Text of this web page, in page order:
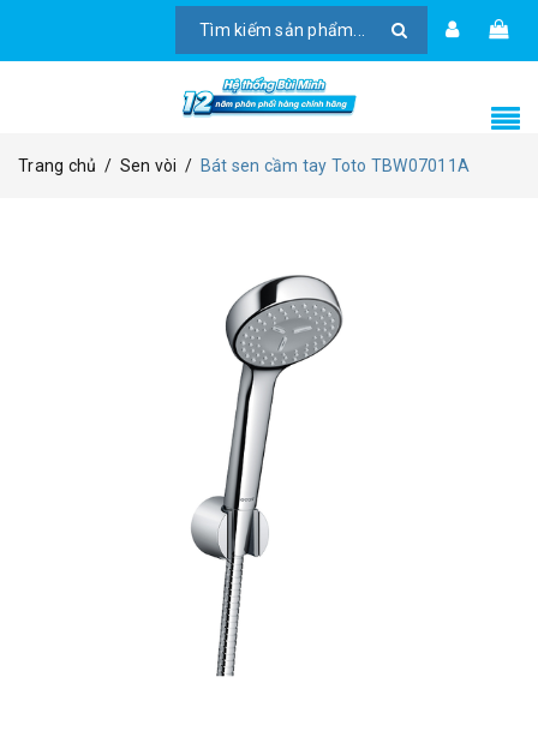
Trang chủ / Sen vòi / Bát sen cầm tay Toto TBW07011A